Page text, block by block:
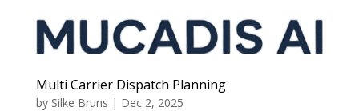
Multi Carrier Dispatch Planning
by Silke Bruns | Dec 2, 2025